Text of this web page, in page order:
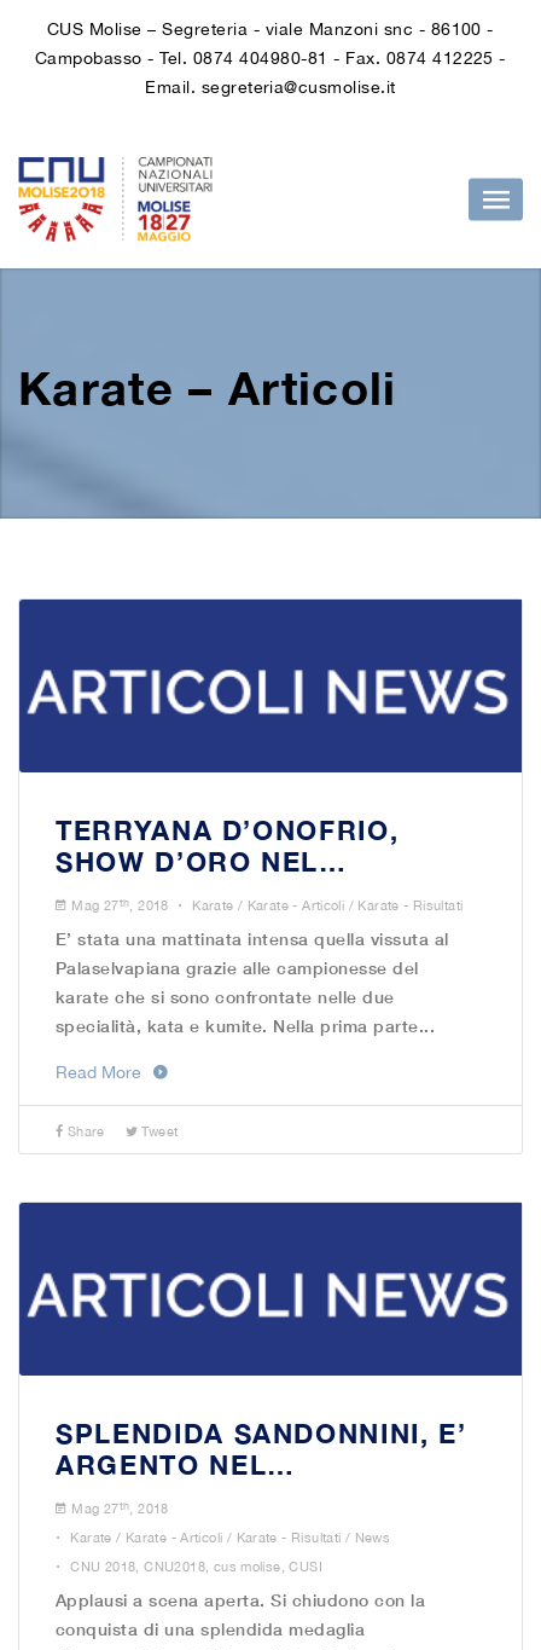
CUS Molise – Segreteria - viale Manzoni snc - 86100 -
Campobasso - Tel. 0874 404980-81 - Fax. 0874 412225 -
Email. segreteria@cusmolise.it
Karate – Articoli
TERRYANA D’ONOFRIO,
SHOW D’ORO NEL…
Mag 27th , 2018 . Karate / Karate - Articoli / Karate - Risultati
E’ stata una mattinata intensa quella vissuta al
Palaselvapiana grazie alle campionesse del
karate che si sono confrontate nelle due
specialità, kata e kumite. Nella prima parte...
Read More
Share Tweet
SPLENDIDA SANDONNINI, E’
ARGENTO NEL…
Mag 27th , 2018
. Karate / Karate - Articoli / Karate - Risultati / News
. CNU 2018 ,CNU2018, cus molise ,CUSI
Applausi a scena aperta. Si chiudono con la
conquista di una splendida medaglia